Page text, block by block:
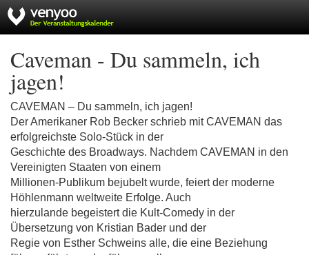
Caveman - Du sammeln, ich
jagen!
CAVEMAN – Du sammeln, ich jagen!
Der Amerikaner Rob Becker schrieb mit CAVEMAN das
erfolgreichste Solo-Stück in der
Geschichte des Broadways. Nachdem CAVEMAN in den
Vereinigten Staaten von einem
Millionen-Publikum bejubelt wurde, feiert der moderne
Höhlenmann weltweite Erfolge. Auch
hierzulande begeistert die Kult-Comedy in der
Übersetzung von Kristian Bader und der
Regie von Esther Schweins alle, die eine Beziehung